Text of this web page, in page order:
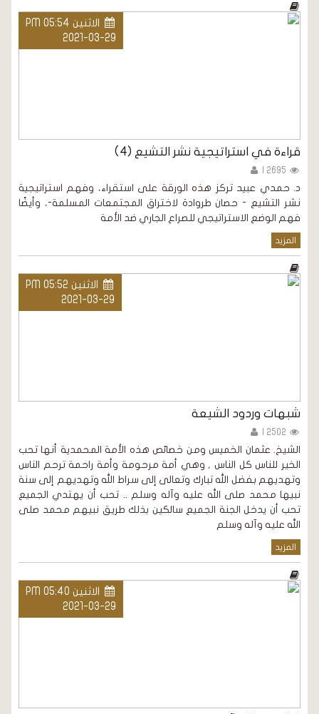
الاثنين PM 05:54
2021-03-29
قراءة في استراتيجية نشر التشيع (4)
د. حمدي عبيد تركز هذه الورقة على استقراء، وفهم استراتيجية
نشر التشيع - حصان طروادة لاختراق المجتمعات المسلمة-، وأيضًا
فهم الوضع الاستراتيجي للصراع الجاري ضد الأمة
المزيد
الاثنين PM 05:52
2021-03-29
شبهات وردود الشيعة
الشيخ. عثمان الخميس ومن خصائص هذه الأمة المحمدية أنها تحب
الخير للناس كل الناس , وهي أمة مرحومة وأمة راحمة ترحم الناس
وتهديهم بفضل الله تبارك وتعالى إلى سراط الله وتهديهم إلى سنة
نبيها محمد صلى الله عليه وآله وسلم .. تحب أن يهتدي الجميع
تحب أن يدخل الجنة الجميع سالكين بذلك طريق نبيهم محمد صلى
الله عليه وآله وسلم
المزيد
الاثنين PM 05:40
2021-03-29